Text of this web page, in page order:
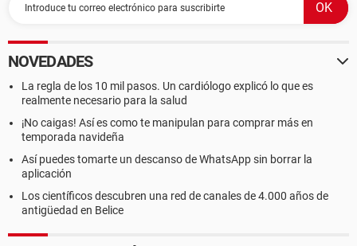
NOVEDADES
La regla de los 10 mil pasos. Un cardiólogo explicó lo que es
realmente necesario para la salud
¡No caigas! Así es como te manipulan para comprar más en
temporada navideña
Así puedes tomarte un descanso de WhatsApp sin borrar la
aplicación
Los científicos descubren una red de canales de 4.000 años de
antigüedad en Belice